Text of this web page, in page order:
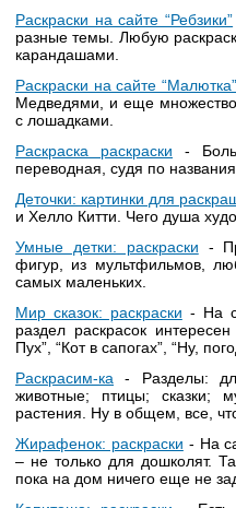
Раскраски на сайте “Ребзики”
разные темы. Любую
карандашами.
Раскраски на сайте “Малютка”
Медведями, и еще
с лошадками.
Раскраска раскраски -
переводная, судя по
Деточки: картинки для
и Хелло Китти. Чего душа
Умные детки: раскраски -
фигур, из мультфильмов,
самых маленьких.
Мир сказок: раскраски - На
раздел раскрасок
Пух”, “Кот в сапогах”, “Ну,
Раскрасим-ка - Разделы:
животные; птицы; сказки;
растения. Ну в общем, все,
Жирафенок: раскраски - На
– не только для дошколят.
пока на дом ничего еще не